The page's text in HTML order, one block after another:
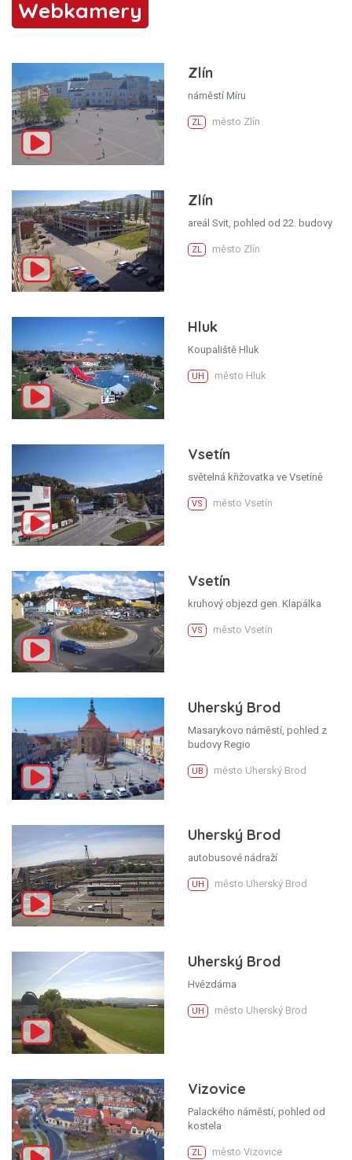
Webkamery
Zlín
náměstí Míru
ZL město Zlín
Zlín
areál Svit, pohled od 22. budovy
ZL město Zlín
Hluk
Koupaliště Hluk
UH město Hluk
Vsetín
světelná křižovatka ve Vsetíně
VS město Vsetín
Vsetín
kruhový objezd gen. Klapálka
VS město Vsetín
Uherský Brod
Masarykovo náměstí, pohled z
budovy Regio
UB město Uherský Brod
Uherský Brod
autobusové nádraží
UH město Uherský Brod
Uherský Brod
Hvězdárna
UH město Uherský Brod
Vizovice
Palackého náměstí, pohled od
kostela
ZL město Vizovice